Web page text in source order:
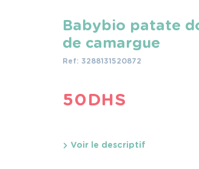
Babybio patate
de camargue
Ref: 3288131520872
50DHS
Voir le descriptif